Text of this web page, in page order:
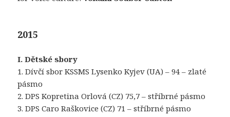
2015
I. Dětské sbory
1. Dívčí sbor KSSMS Lysenko Kyjev (UA) – 94 – zlaté
pásmo
2. DPS Kopretina Orlová (CZ) 75,7 – stříbrné pásmo
3. DPS Caro Raškovice (CZ) 71 – stříbrné pásmo